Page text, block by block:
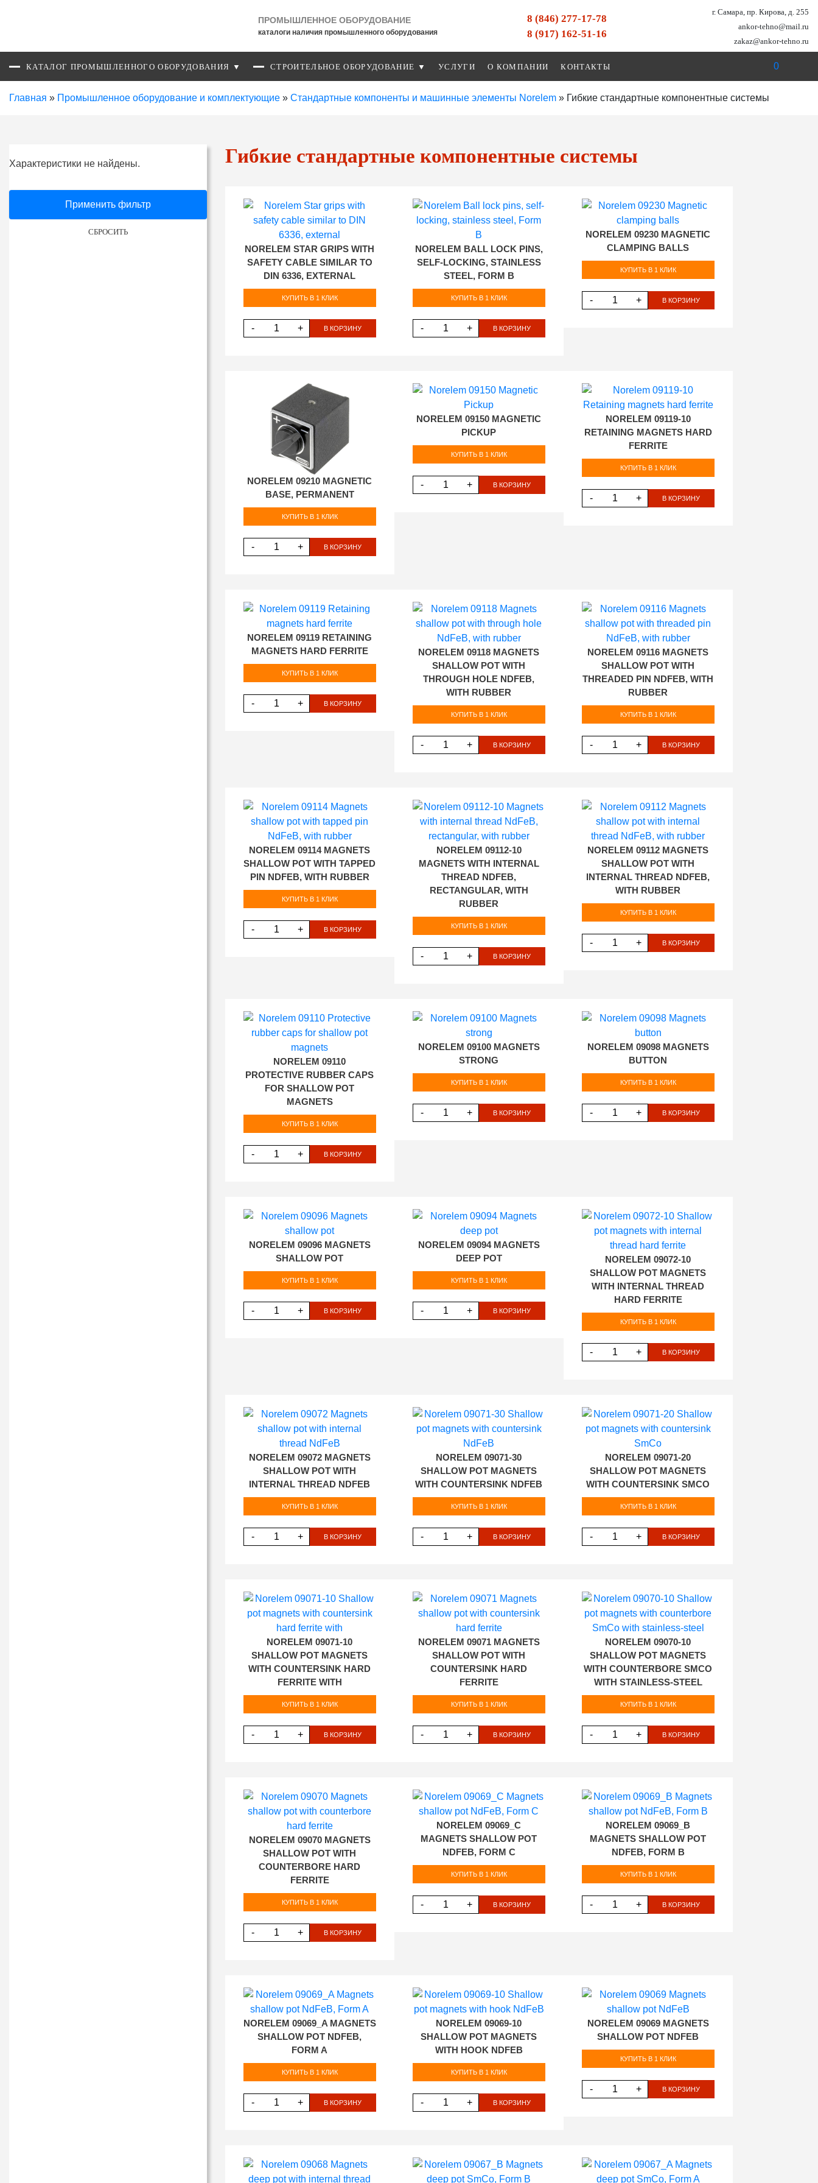
ПРОМЫШЛЕННОЕ ОБОРУДОВАНИЕ
каталоги наличия промышленного оборудования
8 (846) 277-17-78
8 (917) 162-51-16
г. Самара, пр. Кирова, д. 255
ankor-tehno@mail.ru
zakaz@ankor-tehno.ru
КАТАЛОГ ПРОМЫШЛЕННОГО ОБОРУДОВАНИЯ ▼ СТРОИТЕЛЬНОЕ ОБОРУДОВАНИЕ ▼ УСЛУГИ О КОМПАНИИ КОНТАКТЫ 0
Главная » Промышленное оборудование и комплектующие » Стандартные компоненты и машинные элементы Norelem » Гибкие стандартные компонентные системы
Характеристики не найдены.
Применить фильтр
СБРОСИТЬ
Гибкие стандартные компонентные системы
NORELEM STAR GRIPS WITH
SAFETY CABLE SIMILAR TO
DIN 6336, EXTERNAL
КУПИТЬ В 1 КЛИК
- + В КОРЗИНУ
NORELEM BALL LOCK PINS,
SELF-LOCKING, STAINLESS
STEEL, FORM B
КУПИТЬ В 1 КЛИК
- + В КОРЗИНУ
NORELEM 09230 MAGNETIC
CLAMPING BALLS
КУПИТЬ В 1 КЛИК
- + В КОРЗИНУ
NORELEM 09210 MAGNETIC
BASE, PERMANENT
КУПИТЬ В 1 КЛИК
- + В КОРЗИНУ
NORELEM 09150 MAGNETIC
PICKUP
КУПИТЬ В 1 КЛИК
- + В КОРЗИНУ
NORELEM 09119-10
RETAINING MAGNETS HARD
FERRITE
КУПИТЬ В 1 КЛИК
- + В КОРЗИНУ
NORELEM 09119 RETAINING
MAGNETS HARD FERRITE
КУПИТЬ В 1 КЛИК
- + В КОРЗИНУ
NORELEM 09118 MAGNETS
SHALLOW POT WITH
THROUGH HOLE NDFEB,
WITH RUBBER
КУПИТЬ В 1 КЛИК
- + В КОРЗИНУ
NORELEM 09116 MAGNETS
SHALLOW POT WITH
THREADED PIN NDFEB, WITH
RUBBER
КУПИТЬ В 1 КЛИК
- + В КОРЗИНУ
NORELEM 09114 MAGNETS
SHALLOW POT WITH TAPPED
PIN NDFEB, WITH RUBBER
КУПИТЬ В 1 КЛИК
- + В КОРЗИНУ
NORELEM 09112-10
MAGNETS WITH INTERNAL
THREAD NDFEB,
RECTANGULAR, WITH
RUBBER
КУПИТЬ В 1 КЛИК
- + В КОРЗИНУ
NORELEM 09112 MAGNETS
SHALLOW POT WITH
INTERNAL THREAD NDFEB,
WITH RUBBER
КУПИТЬ В 1 КЛИК
- + В КОРЗИНУ
NORELEM 09110
PROTECTIVE RUBBER CAPS
FOR SHALLOW POT
MAGNETS
КУПИТЬ В 1 КЛИК
- + В КОРЗИНУ
NORELEM 09100 MAGNETS
STRONG
КУПИТЬ В 1 КЛИК
- + В КОРЗИНУ
NORELEM 09098 MAGNETS
BUTTON
КУПИТЬ В 1 КЛИК
- + В КОРЗИНУ
NORELEM 09096 MAGNETS
SHALLOW POT
КУПИТЬ В 1 КЛИК
- + В КОРЗИНУ
NORELEM 09094 MAGNETS
DEEP POT
КУПИТЬ В 1 КЛИК
- + В КОРЗИНУ
NORELEM 09072-10
SHALLOW POT MAGNETS
WITH INTERNAL THREAD
HARD FERRITE
КУПИТЬ В 1 КЛИК
- + В КОРЗИНУ
NORELEM 09072 MAGNETS
SHALLOW POT WITH
INTERNAL THREAD NDFEB
КУПИТЬ В 1 КЛИК
- + В КОРЗИНУ
NORELEM 09071-30
SHALLOW POT MAGNETS
WITH COUNTERSINK NDFEB
КУПИТЬ В 1 КЛИК
- + В КОРЗИНУ
NORELEM 09071-20
SHALLOW POT MAGNETS
WITH COUNTERSINK SMCO
КУПИТЬ В 1 КЛИК
- + В КОРЗИНУ
NORELEM 09071-10
SHALLOW POT MAGNETS
WITH COUNTERSINK HARD
FERRITE WITH
КУПИТЬ В 1 КЛИК
- + В КОРЗИНУ
NORELEM 09071 MAGNETS
SHALLOW POT WITH
COUNTERSINK HARD
FERRITE
КУПИТЬ В 1 КЛИК
- + В КОРЗИНУ
NORELEM 09070-10
SHALLOW POT MAGNETS
WITH COUNTERBORE SMCO
WITH STAINLESS-STEEL
КУПИТЬ В 1 КЛИК
- + В КОРЗИНУ
NORELEM 09070 MAGNETS
SHALLOW POT WITH
COUNTERBORE HARD
FERRITE
КУПИТЬ В 1 КЛИК
- + В КОРЗИНУ
NORELEM 09069_C
MAGNETS SHALLOW POT
NDFEB, FORM C
КУПИТЬ В 1 КЛИК
- + В КОРЗИНУ
NORELEM 09069_B
MAGNETS SHALLOW POT
NDFEB, FORM B
КУПИТЬ В 1 КЛИК
- + В КОРЗИНУ
NORELEM 09069_A MAGNETS
SHALLOW POT NDFEB,
FORM A
КУПИТЬ В 1 КЛИК
- + В КОРЗИНУ
NORELEM 09069-10
SHALLOW POT MAGNETS
WITH HOOK NDFEB
КУПИТЬ В 1 КЛИК
- + В КОРЗИНУ
NORELEM 09069 MAGNETS
SHALLOW POT NDFEB
КУПИТЬ В 1 КЛИК
- + В КОРЗИНУ